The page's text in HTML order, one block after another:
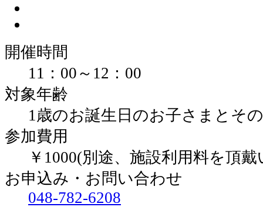
開催時間
11：00～12：00
対象年齢
1歳のお誕生日のお子さまとそ
参加費用
￥1000(別途、施設利用料を頂
お申込み・お問い合わせ
048-782-6208